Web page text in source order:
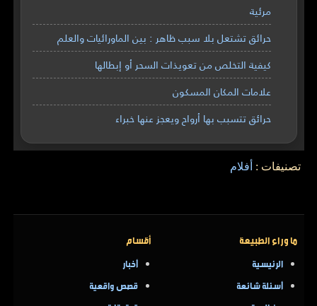
مرئية
حرائق تشتعل بلا سبب ظاهر : بين الماورائيات والعلم
كيفية التخلص من تعويذات السحر أو إبطالها
علامات المكان المسكون
حرائق تتسبب بها أرواح ويعجز عنها خبراء
تصنيفات : أفلام
ما وراء الطبيعة
الرئيسية
أسئلة شائعة
أقسام
أخبار
قصص واقعية